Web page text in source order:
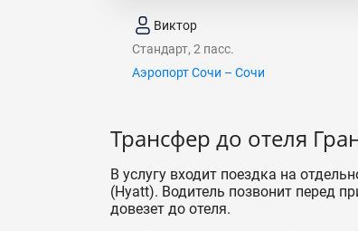
Виктор
Стандарт, 2 пасс.
Аэропорт Сочи – Сочи
Трансфер до отеля
В услугу входит поездка на
(Hyatt). Водитель позвонит перед
довезет до отеля.